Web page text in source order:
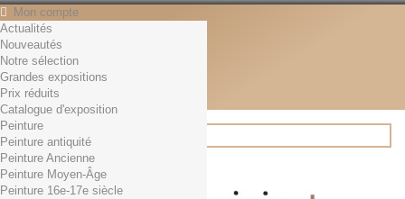
Mon compte
Contact
Français
English
Français
Actualités
Rechercher
Actualités
Nouveautés
Notre sélection
Grandes expositions
Prix réduits
Catalogue d'exposition
Peinture
Peinture antiquité
Peinture Ancienne
Peinture Moyen-Âge
Peinture 16e-17e siècle